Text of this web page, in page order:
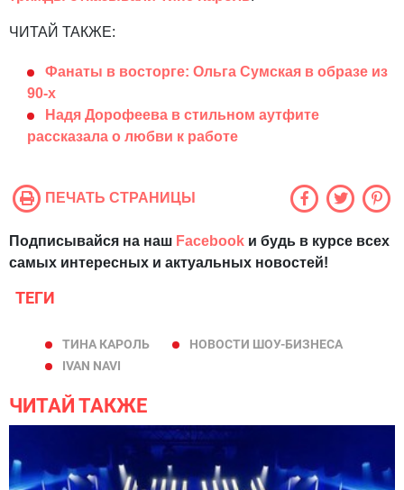
ЧИТАЙ ТАКЖЕ:
Фанаты в восторге: Ольга Сумская в образе из
90-х
Надя Дорофеева в стильном аутфите
рассказала о любви к работе
ПЕЧАТЬ СТРАНИЦЫ
Подписывайся на наш Facebook и будь в курсе всех
самых интересных и актуальных новостей!
ТЕГИ
ТИНА КАРОЛЬ
НОВОСТИ ШОУ-БИЗНЕСА
IVAN NAVI
ЧИТАЙ ТАКЖЕ